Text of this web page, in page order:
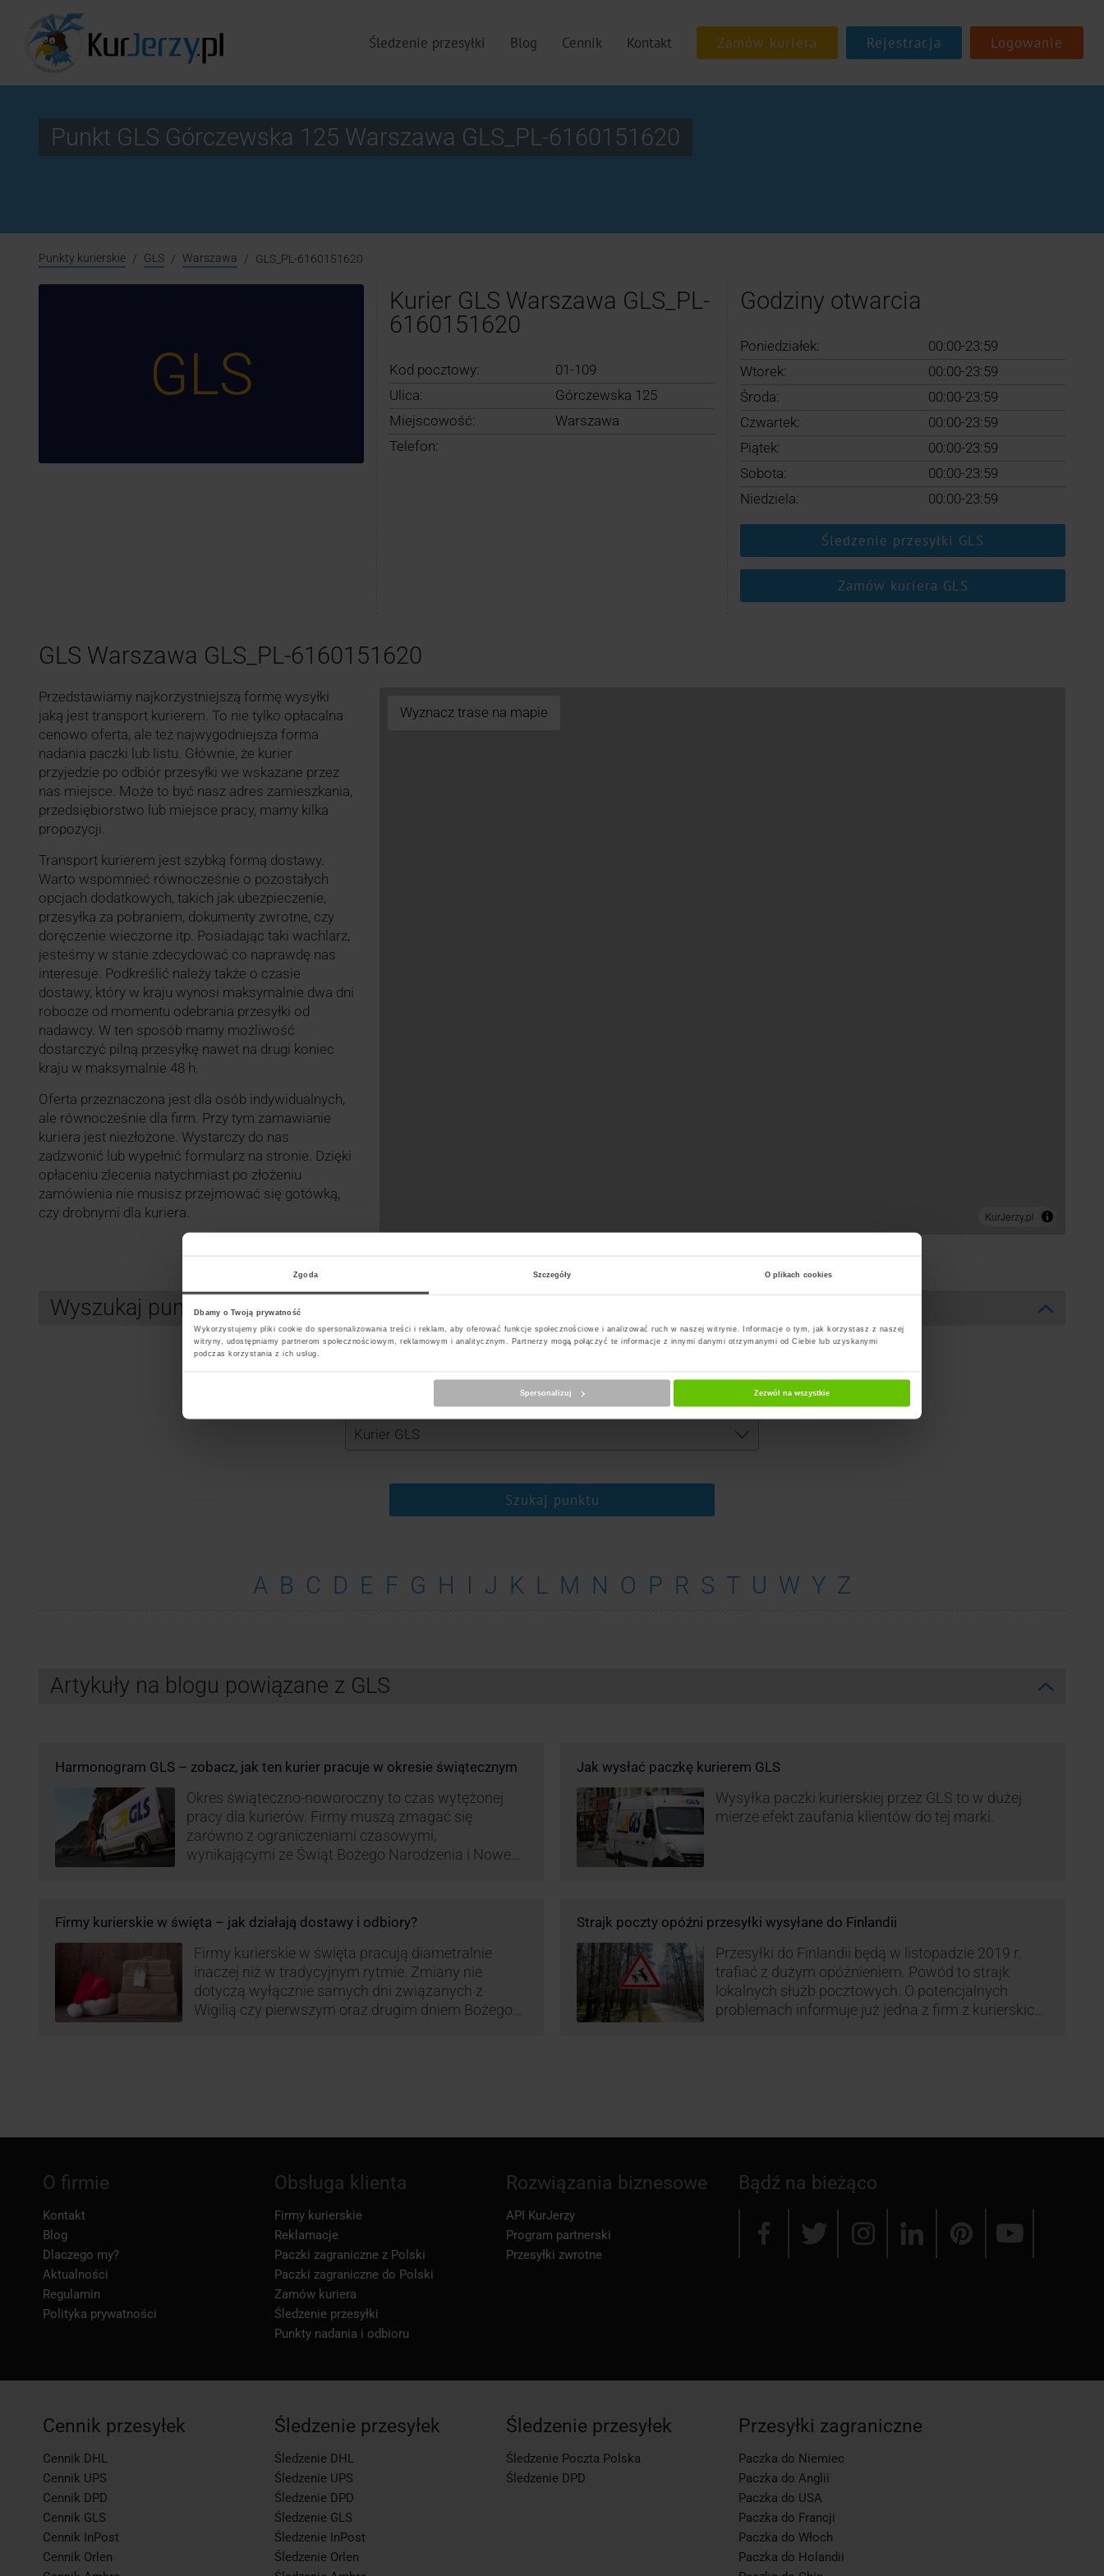
Zgoda Szczegóły O plikach cookies
Dbamy o Twoją prywatność
Wykorzystujemy pliki cookie do spersonalizowania treści i reklam, aby oferować funkcje społecznościowe i analizować ruch w naszej witrynie. Informacje o tym, jak korzystasz z naszej
witryny, udostępniamy partnerom społecznościowym, reklamowym i analitycznym. Partnerzy mogą połączyć te informacje z innymi danymi otrzymanymi od Ciebie lub uzyskanymi
podczas korzystania z ich usług.
Spersonalizuj Zezwól na wszystkie
Śledzenie przesyłki Blog Cennik Kontakt Rejestracja Logowanie
Punkt GLS Górczewska 125 Warszawa GLS_PL-6160151620
Punkty kurierskie GLS Warszawa GLS_PL-6160151620
GLS
Kurier GLS Warszawa GLS_PL-
6160151620
Kod pocztowy:
01-109
Ulica:
Górczewska 125
Miejscowość:
Warszawa
Telefon:
Godziny otwarcia
Poniedziałek:
00:00-23:59
Wtorek:
00:00-23:59
Środa:
00:00-23:59
Czwartek:
00:00-23:59
Piątek:
00:00-23:59
Sobota:
00:00-23:59
Niedziela:
00:00-23:59
Śledzenie przesyłki GLS
Zamów kuriera GLS
GLS Warszawa GLS_PL-6160151620
Przedstawiamy najkorzystniejszą formę wysyłki
jaką jest transport kurierem. To nie tylko opłacalna
cenowo oferta, ale też najwygodniejsza forma
nadania paczki lub listu. Głównie, że kurier
przyjedzie po odbiór przesyłki we wskazane przez
nas miejsce. Może to być nasz adres zamieszkania,
przedsiębiorstwo lub miejsce pracy, mamy kilka
propozycji.
Transport kurierem jest szybką formą dostawy.
Warto wspomnieć równocześnie o pozostałych
opcjach dodatkowych, takich jak ubezpieczenie,
przesyłka za pobraniem, dokumenty zwrotne, czy
doręczenie wieczorne itp. Posiadając taki wachlarz,
jesteśmy w stanie zdecydować co naprawdę nas
interesuje. Podkreślić należy także o czasie
dostawy, który w kraju wynosi maksymalnie dwa dni
robocze od momentu odebrania przesyłki od
nadawcy. W ten sposób mamy możliwość
dostarczyć pilną przesyłkę nawet na drugi koniec
kraju w maksymalnie 48 h.
Oferta przeznaczona jest dla osób indywidualnych,
ale równocześnie dla firm. Przy tym zamawianie
kuriera jest niezłożone. Wystarczy do nas
zadzwonić lub wypełnić formularz na stronie. Dzięki
opłaceniu zlecenia natychmiast po złożeniu
zamówienia nie musisz przejmować się gotówką,
czy drobnymi dla kuriera.
Wyznacz trase na mapie
Wyszukaj punkt kurierski GLS
Szukaj punktu
A B C D E F G H I J K L M N O P R S T U W Y Z
Artykuły na blogu powiązane z GLS
Harmonogram GLS – zobacz, jak ten kurier pracuje w okresie świątecznym
Okres świąteczno-noworoczny to czas wytężonej
pracy dla kurierów. Firmy muszą zmagać się
zarówno z ograniczeniami czasowymi,
wynikającymi ze Świąt Bożego Narodzenia i Nowego
GLS na czas świąteczny!
Jak wysłać paczkę kurierem GLS
Wysyłka paczki kurierskiej przez GLS to w dużej
mierze efekt zaufania klientów do tej marki.
Firmy kurierskie w święta – jak działają dostawy i odbiory?
Firmy kurierskie w święta pracują diametralnie
inaczej niż w tradycyjnym rytmie. Zmiany nie
dotyczą wyłącznie samych dni związanych z
Wigilią czy pierwszym oraz drugim dniem Bożego
Strajk poczty opóźni przesyłki wysyłane do Finlandii
Przesyłki do Finlandii będą w listopadzie 2019 r.
trafiać z dużym opóźnieniem. Powód to strajk
lokalnych służb pocztowych. O potencjalnych
problemach informuje już jedna z firm z kurierskich
Bądź na bieżąco
O firmie
Kontakt
Blog
Dlaczego my?
Aktualności
Regulamin
Polityka prywatności
Obsługa klienta
Firmy kurierskie
Reklamacje
Paczki zagraniczne z Polski
Paczki zagraniczne do Polski
Zamów kuriera
Śledzenie przesyłki
Punkty nadania i odbioru
Rozwiązania biznesowe
API KurJerzy
Program partnerski
Przesyłki zwrotne
Cennik przesyłek
Cennik DHL
Cennik UPS
Cennik DPD
Cennik GLS
Cennik InPost
Cennik Orlen
Śledzenie przesyłek
Śledzenie DHL
Śledzenie UPS
Śledzenie DPD
Śledzenie GLS
Śledzenie InPost
Śledzenie Orlen
Śledzenie przesyłek
Śledzenie Poczta Polska
Śledzenie DPD
Przesyłki zagraniczne
Paczka do Niemiec
Paczka do Anglii
Paczka do USA
Paczka do Francji
Paczka do Włoch
Paczka do Holandii